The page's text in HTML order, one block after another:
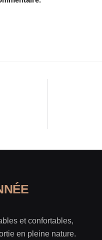
et confortables,
en pleine nature.